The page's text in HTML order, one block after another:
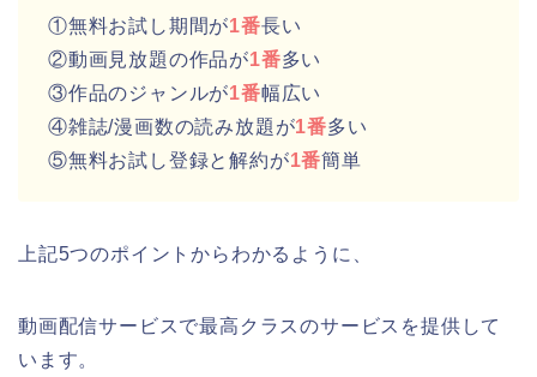
①無料お試し期間が1番長い
②動画見放題の作品が1番多い
③作品のジャンルが1番幅広い
④雑誌/漫画数の読み放題が1番多い
⑤無料お試し登録と解約が1番簡単
上記5つのポイントからわかるように、
動画配信サービスで最高クラスのサービスを提供して
います。